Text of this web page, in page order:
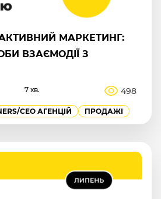
МАРКЕТИНГ:
ВЗАЄМОДІЇ З
7 хв. 498
СEO АГЕНЦІЙ ПРОДАЖІ